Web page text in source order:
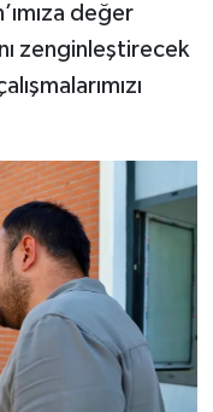
değer
zenginleştirecek